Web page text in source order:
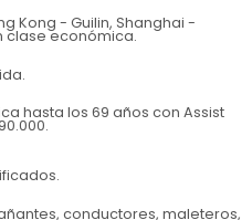
Kong - Guilin, Shanghai -
clase económica.
hasta los 69 años con Assist
conductores, maleteros,